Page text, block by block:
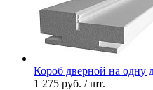
Короб дверной на одну
1 275 руб. / шт.